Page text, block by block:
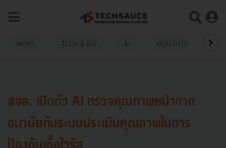
NEWS TECH & BIZ AI HEALTHTECH
สจล. เปิดตัว AI ตรวจคุณภาพหน้ากาก
อนามัยกับระบบประเมินคุณภาพในการ